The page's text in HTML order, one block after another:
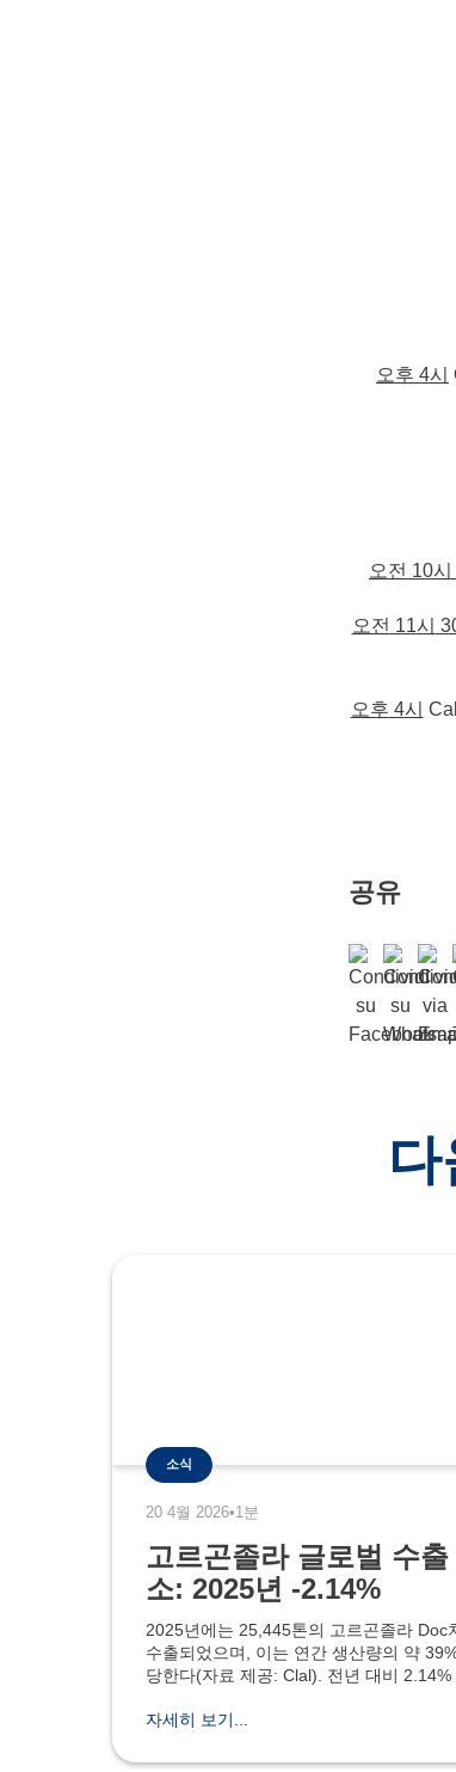
오후 4시
오전 10시
오전 11시
오후 4시
공유
소식
20 4월 2026•1분
고르곤졸라 글로벌 수출
소: 2025년 -2.14%
2025년에는 25,445톤의 고르곤졸라 Doc
수출되었으며, 이는 연간 생산량의 약
당한다(자료 제공: Clal). 전년 대비 2.14%
회장인 Antonio Auricchio 는 이러한 감소
시장의 소비 감소, 원자재
자세히 보기...